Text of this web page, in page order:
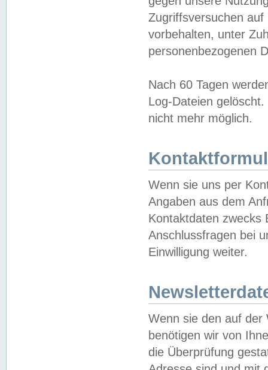
Zugriffsversuchen
vorbehalten, unter
personenbezogenen
Nach 60 Tagen
Log-Dateien
nicht mehr möglich.
Wenn sie uns per
Angaben aus dem
Kontaktdaten zwecks
Anschlussfragen bei
Einwilligung weiter.
Wenn sie den auf der
benötigen wir von
die Überprüfung